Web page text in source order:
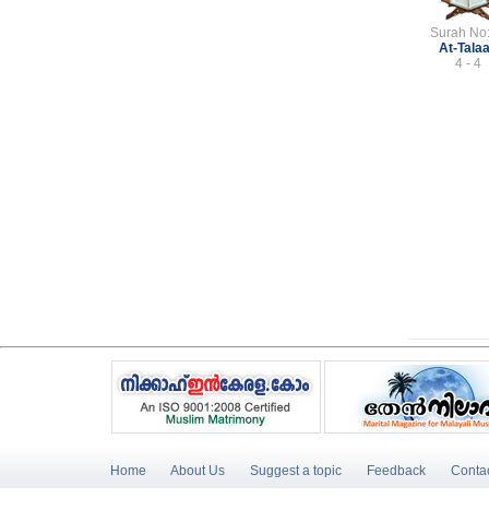
Surah
At-
4 - 4
Home About Us Suggest a topic Feedback